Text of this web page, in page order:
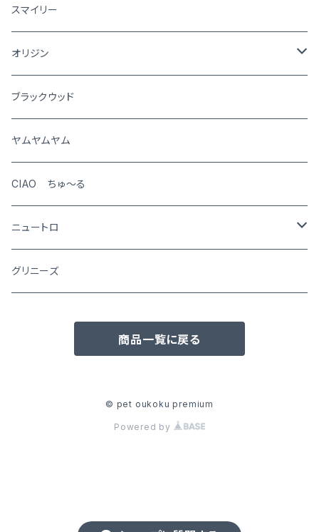
犬
猫
スマイリー
オリジン
犬
猫
ブラックウッド
ヤムヤムヤム
CIAO ちゅ～る
ニュートロ
シュプレモ
ワイルドレシピ
グリニーズ
商品一覧に戻る
© pet oukoku premium
Powered by